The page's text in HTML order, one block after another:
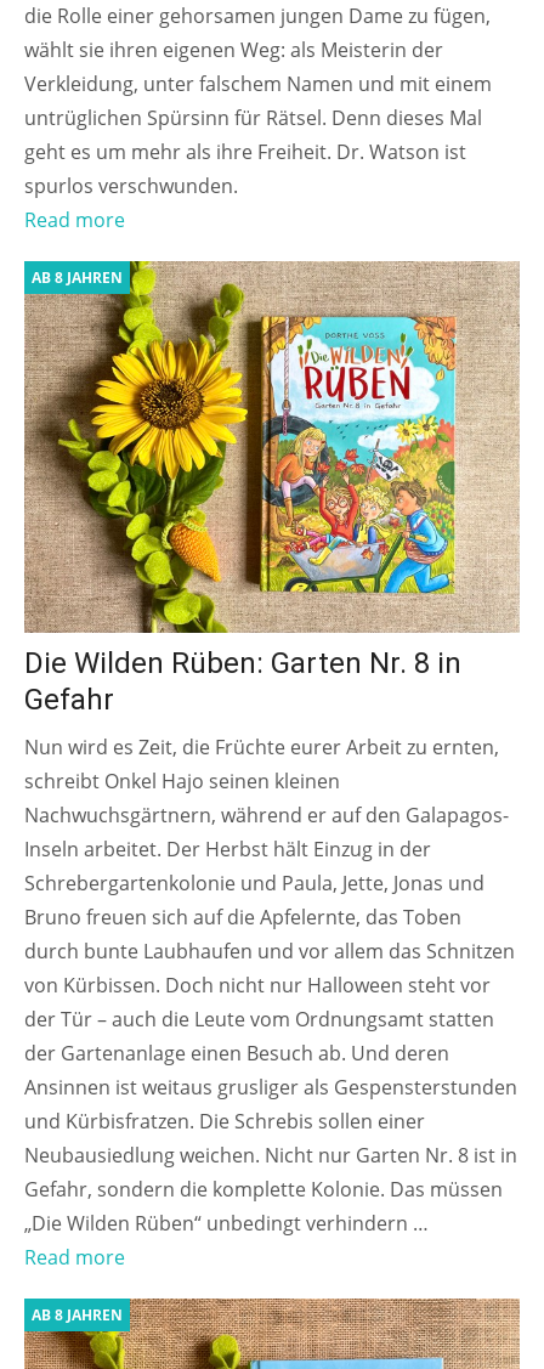
die Rolle einer gehorsamen jungen Dame zu fügen,
wählt sie ihren eigenen Weg: als Meisterin der
Verkleidung, unter falschem Namen und mit einem
untrüglichen Spürsinn für Rätsel. Denn dieses Mal
geht es um mehr als ihre Freiheit. Dr. Watson ist
spurlos verschwunden.
Read more
AB 8 JAHREN
Die Wilden Rüben: Garten Nr. 8 in
Gefahr
Nun wird es Zeit, die Früchte eurer Arbeit zu ernten,
schreibt Onkel Hajo seinen kleinen
Nachwuchsgärtnern, während er auf den Galapagos-
Inseln arbeitet. Der Herbst hält Einzug in der
Schrebergartenkolonie und Paula, Jette, Jonas und
Bruno freuen sich auf die Apfelernte, das Toben
durch bunte Laubhaufen und vor allem das Schnitzen
von Kürbissen. Doch nicht nur Halloween steht vor
der Tür – auch die Leute vom Ordnungsamt statten
der Gartenanlage einen Besuch ab. Und deren
Ansinnen ist weitaus grusliger als Gespensterstunden
und Kürbisfratzen. Die Schrebis sollen einer
Neubausiedlung weichen. Nicht nur Garten Nr. 8 ist in
Gefahr, sondern die komplette Kolonie. Das müssen
„Die Wilden Rüben“ unbedingt verhindern …
Read more
AB 8 JAHREN